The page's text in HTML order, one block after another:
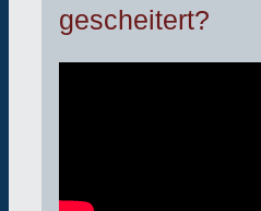
gescheitert?